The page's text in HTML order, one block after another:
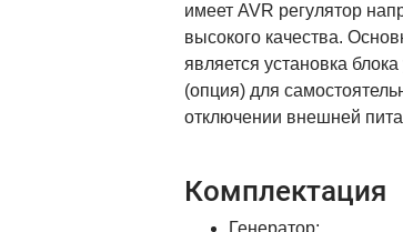
имеет AVR регулятор
высокого качества.
является установка
(опция) для
отключении внешней
Комплектация
Генератор;